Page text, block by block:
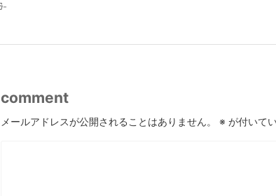
-
comment
メールアドレスが公開されることはありません。 ※ が付いて